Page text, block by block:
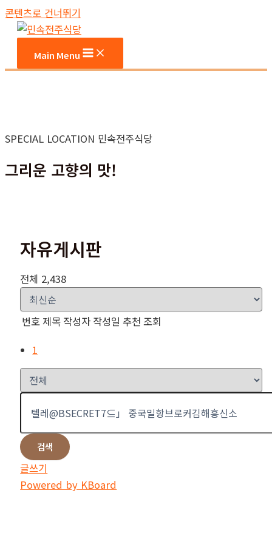
콘텐츠로 건너뛰기
Main Menu
SPECIAL LOCATION 민속전주식당
그리운 고향의 맛!
자유게시판
전체 2,438
번호제목 작성자 작성일 추천 조회
1
검색
글쓰기
Powered by KBoard